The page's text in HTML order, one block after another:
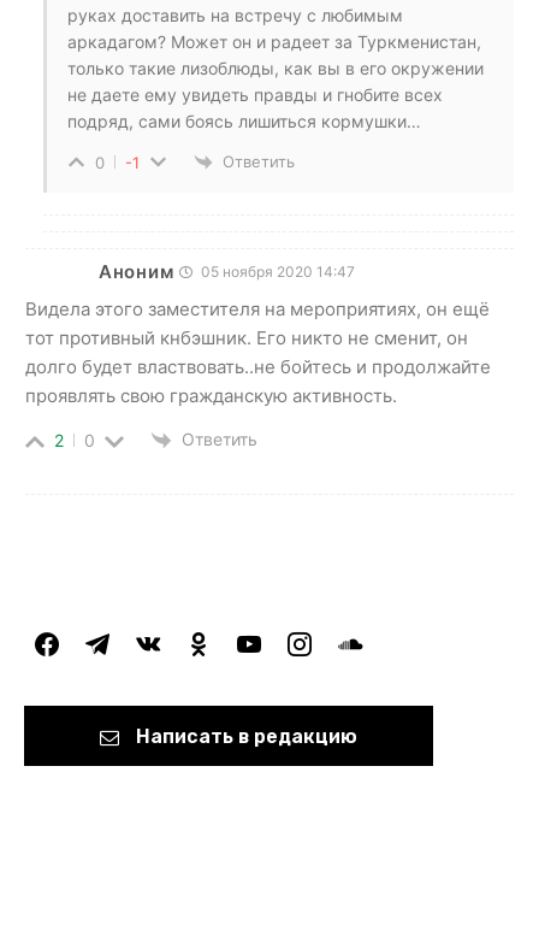
руках доставить на встречу с любимым
аркадагом? Может он и радеет за Туркменистан,
только такие лизоблюды, как вы в его окружении
не даете ему увидеть правды и гнобите всех
подряд, сами боясь лишиться кормушки…
0 -1 Ответить
Аноним 05 ноября 2020 14:47
Видела этого заместителя на мероприятиях, он ещё
тот противный кнбэшник. Его никто не сменит, он
долго будет властвовать..не бойтесь и продолжайте
проявлять свою гражданскую активность.
2 0 Ответить
facebooktelegramvkontakteodnoklassniki
youtubeinstagramsoundcloud
Написать в редакцию